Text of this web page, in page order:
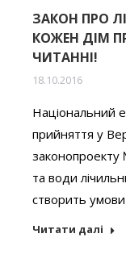
ЗАКОН ПРО
КОЖЕН ДІМ
ЧИТАННІ!
18.10.2016
Національний
прийняття у
законопроекту
та води
створить
Читати далі